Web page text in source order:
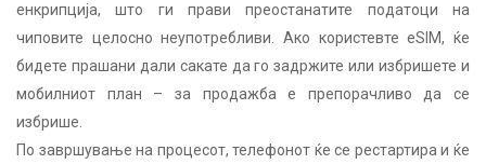
енкрипција, што ги прави преостанатите податоци на
чиповите целосно неупотребливи. Ако користевте eSIM, ќе
бидете прашани дали сакате да го задржите или избришете и
мобилниот план – за продажба е препорачливо да се
избрише.
По завршување на процесот, телефонот ќе се рестартира и ќе